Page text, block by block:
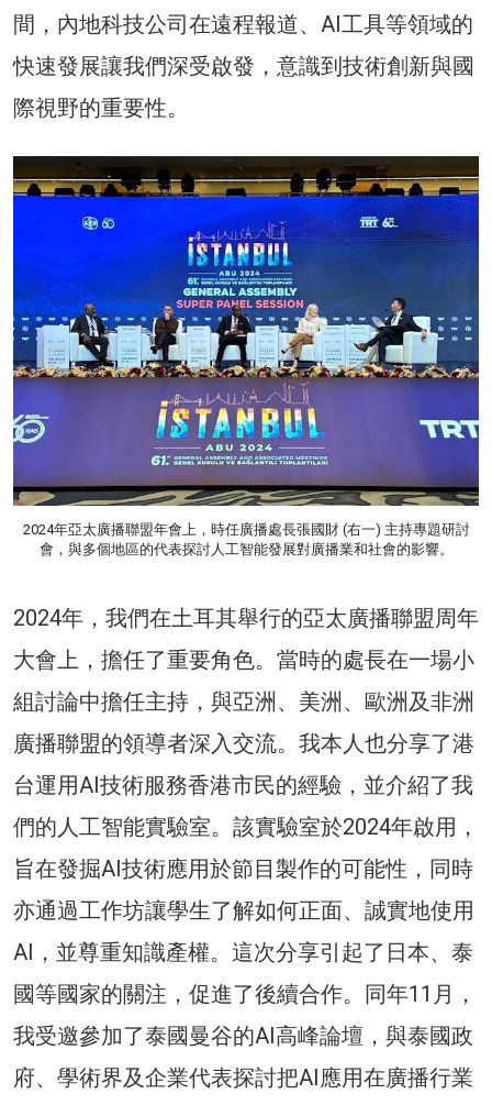
間，內地科技公司在遠程報道、AI工具等領域的
快速發展讓我們深受啟發，意識到技術創新與國
際視野的重要性。
2024年亞太廣播聯盟年會上，時任廣播處長張國財 (右一) 主持專題研討
會，與多個地區的代表探討人工智能發展對廣播業和社會的影響。
2024年，我們在土耳其舉行的亞太廣播聯盟周年
大會上，擔任了重要角色。當時的處長在一場小
組討論中擔任主持，與亞洲、美洲、歐洲及非洲
廣播聯盟的領導者深入交流。我本人也分享了港
台運用AI技術服務香港市民的經驗，並介紹了我
們的人工智能實驗室。該實驗室於2024年啟用，
旨在發掘AI技術應用於節目製作的可能性，同時
亦通過工作坊讓學生了解如何正面、誠實地使用
AI，並尊重知識產權。這次分享引起了日本、泰
國等國家的關注，促進了後續合作。同年11月，
我受邀參加了泰國曼谷的AI高峰論壇，與泰國政
府、學術界及企業代表探討把AI應用在廣播行業